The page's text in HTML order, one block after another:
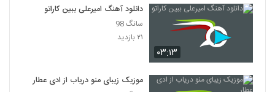
2147
دانلود آهنگ جدید و زیبای نوید ترکان با نام
سئوگیلیم
۳۵۱ بازدید
دانلود آهنگ عاشقت شدم از کیان (I)
۰۳:۱۳
دانلود آهنگ امیرعلی ببین کاراتو
سانگ 98
۲۱ بازدید
موزیک زیبای منو دریاب از ادی عطار